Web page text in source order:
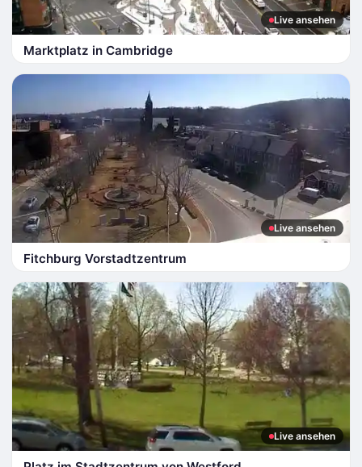
Live ansehen
Marktplatz in Cambridge
Live ansehen
Fitchburg Vorstadtzentrum
Live ansehen